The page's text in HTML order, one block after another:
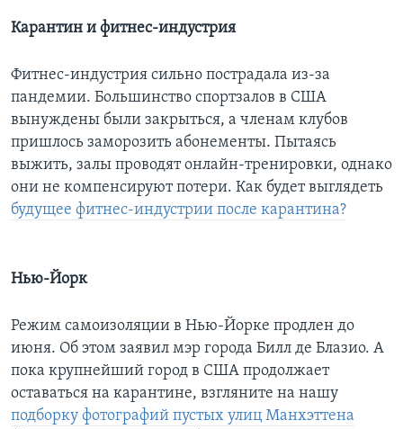
Карантин и фитнес-индустрия
Фитнес-индустрия сильно пострадала из-за
пандемии. Большинство спортзалов в США
вынуждены были закрыться, а членам клубов
пришлось заморозить абонементы. Пытаясь
выжить, залы проводят онлайн-тренировки, однако
они не компенсируют потери. Как будет выглядеть
будущее фитнес-индустрии после карантина?
Нью-Йорк
Режим самоизоляции в Нью-Йорке продлен до
июня. Об этом заявил мэр города Билл де Блазио. А
пока крупнейший город в США продолжает
оставаться на карантине, взгляните на нашу
подборку фотографий пустых улиц Манхэттена